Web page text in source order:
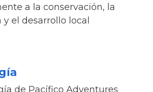
a la conservación, la
el desarrollo local
de Pacífico Adventures